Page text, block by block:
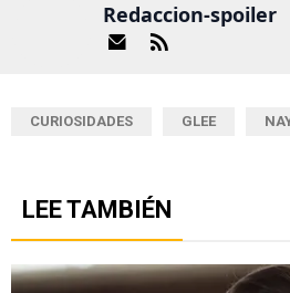
Redaccion-spoiler
CURIOSIDADES GLEE
LEE TAMBIÉN